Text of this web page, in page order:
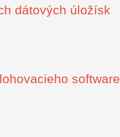
dátových úložísk
software